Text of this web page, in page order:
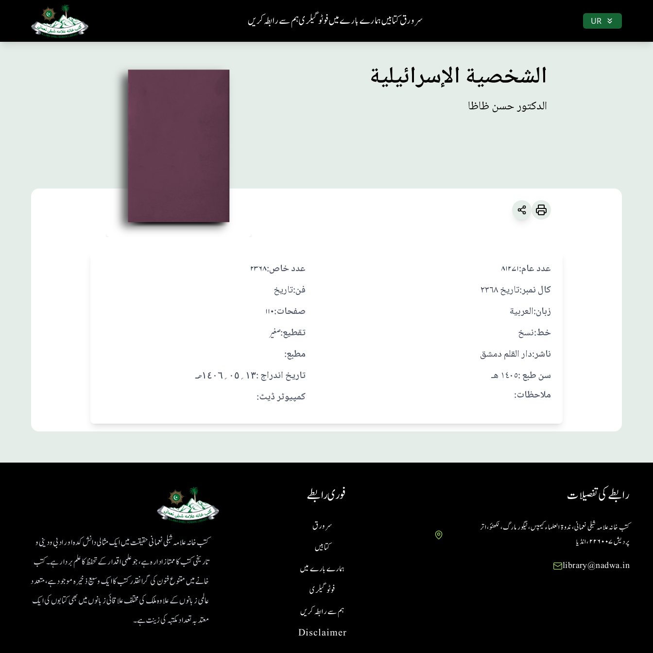
ہم سے رابطہ کریںفوٹو گیلریہمارے بارے میںکتابیںسر ورق UR
الشخصية الإسرائيلية
الدكتور حسن ظاظا
۲۳۶۸ :عدد خاص
تاريخ:فن
۱۱۰ :صفحات
صغير :تقطيع
:مطبع
١٣؍٠٥؍١٤٠٦ هـ : تاريخ اندراج
:کمپیوٹر ڈیٹ
۸۱۲۷۱ :عدد عام
تاريخ ٢٣٦٨:کال نمبر
العربية :زبان
نسخ :خط
دار القلم دمشق:ناشر
١٤٠٥ هـ : سن طبع
:ملاحظات
کتب خانہ علامہ شبلی نعمانی حقیقت میں ایک مثالی دانش کدہ اور ادبی ودینی و
تاریخی کتب کا ممتاز ادارہ ہے، جو علمی اقدار کے تحفظ کا علم بردار ہے۔کتب
خانے میں متنوع فنون کی گرانقدر کتب کا ایک وسیع ذخیرہ موجود ہے، متعدد
عالمی زبانوں کے علاوہ ملک کی مختلف علاقائی زبانوں میں بھی کتابوں کی ایک
معتد بہ تعداد مکتبہ کی زینت ہے۔
فوری رابطے
Disclaimer
ہم سے رابطہ کریں
فوٹو گیلری
ہمارے بارے میں
کتابیں
سر ورق
رابطے کی تفصیلات
کتب خانہ علامہ شبلی نعمانی، ندوۃ العلماء کیمپس، ٹیگور مارگ، لکھنؤ، اتر
پردیش ۲۲۶۰۰۷ ،انڈیا
library@nadwa.in